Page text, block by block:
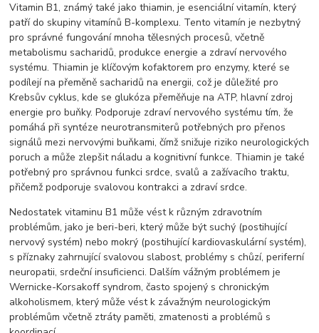
Vitamin B1, známý také jako thiamin, je esenciální vitamín, který
patří do skupiny vitamínů B-komplexu. Tento vitamín je nezbytný
pro správné fungování mnoha tělesných procesů, včetně
metabolismu sacharidů, produkce energie a zdraví nervového
systému. Thiamin je klíčovým kofaktorem pro enzymy, které se
podílejí na přeměně sacharidů na energii, což je důležité pro
Krebsův cyklus, kde se glukóza přeměňuje na ATP, hlavní zdroj
energie pro buňky. Podporuje zdraví nervového systému tím, že
pomáhá při syntéze neurotransmiterů potřebných pro přenos
signálů mezi nervovými buňkami, čímž snižuje riziko neurologických
poruch a může zlepšit náladu a kognitivní funkce. Thiamin je také
potřebný pro správnou funkci srdce, svalů a zažívacího traktu,
přičemž podporuje svalovou kontrakci a zdraví srdce.
Nedostatek vitaminu B1 může vést k různým zdravotním
problémům, jako je beri-beri, který může být suchý (postihující
nervový systém) nebo mokrý (postihující kardiovaskulární systém),
s příznaky zahrnující svalovou slabost, problémy s chůzí, periferní
neuropatii, srdeční insuficienci. Dalším vážným problémem je
Wernicke-Korsakoff syndrom, často spojený s chronickým
alkoholismem, který může vést k závažným neurologickým
problémům včetně ztráty paměti, zmatenosti a problémů s